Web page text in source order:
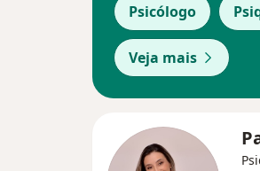
Psicólogo
Veja mais